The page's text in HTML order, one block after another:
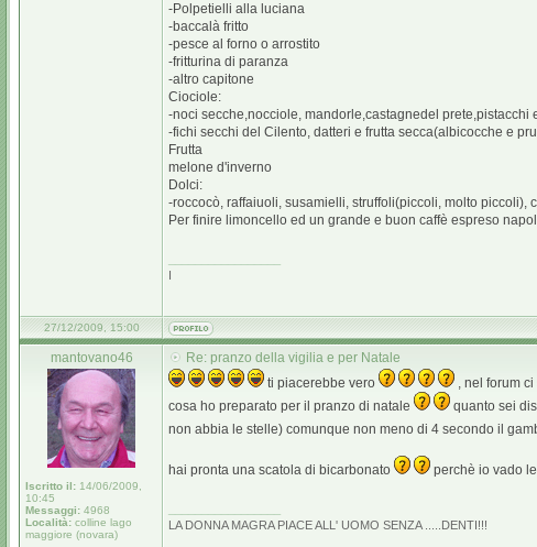
-Polpetielli alla luciana
-baccalà fritto
-pesce al forno o arrostito
-fritturina di paranza
-altro capitone
Ciociole:
-noci secche,nocciole, mandorle,castagnedel prete,pistacchi
-fichi secchi del Cilento, datteri e frutta secca(albicocche e
Frutta
melone d'inverno
Dolci:
-roccocò, raffaiuoli, susamielli, struffoli(piccoli, molto piccoli),
Per finire limoncello ed un grande e buon caffè espreso
I
27/12/2009, 15:00
mantovano46
Iscritto il: 14/06/2009,
10:45
Messaggi: 4968
Località: colline lago
maggiore (novara)
Re: pranzo della vigilia e per Natale
ti piacerebbe vero
, nel forum
cosa ho preparato per il pranzo di natale
quanto sei
non abbia le stelle) comunque non meno di 4 secondo il
hai pronta una scatola di bicarbonato perchè io vado
LA DONNA MAGRA PIACE ALL' UOMO SENZA .....DENTI!!!